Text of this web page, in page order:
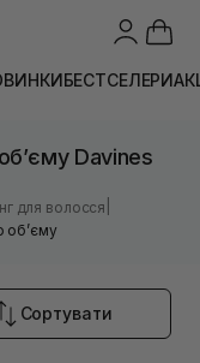
БЕСТСЕЛЕРИ
Davines
для волосся
обʼєму
Сортувати